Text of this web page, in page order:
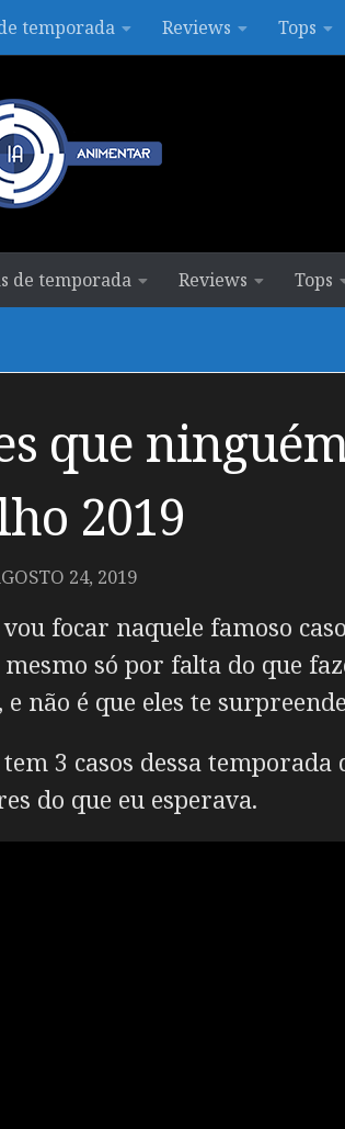
temporada Reviews Tops
de temporada Reviews Tops
que
2019
24, 2019
vou focar naquele famoso
só por falta do que
não é que eles te
3 casos dessa
do que eu esperava.